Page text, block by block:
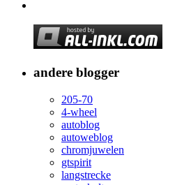
andere blogger
205-70
4-wheel
autoblog
autoweblog
chromjuwelen
gtspirit
langstrecke